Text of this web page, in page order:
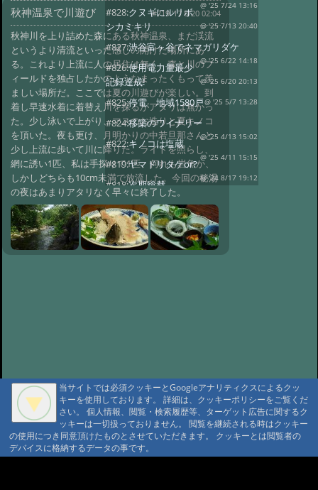
秋神温泉で川遊び #719 '17 8/20 02:04
秋神川を上り詰めた森にある秋神温泉、まだ渓流
というより清流といった感じの開けた場所にあ
る。これより上流に人の居住は無く、森と川のフ
ィールドを独占したかのようなまったくもって羨
ましい場所だ。ここでは夏の川遊びが楽しい。到
着し早速水着に着替え川を探るがアタリは無かっ
た。少し泳いで上がり、マスのお造りと夏キノコ
を頂いた。夜も更け、月明かりの中若旦那さんと
少し上流に歩いて川に降りた。ライトを照らし、
網に誘い1匹、私は手探りで1匹、何れも岩魚か、
しかしどちらも10cm未満で放流した。今回の秘湯
の夜はあまりアタリなく早々に終了した。
@ '25 7/24 13:16
#828:クヌギにルリボ
シカミキリ
@ '25 7/13 20:40
#827:渋谷富ヶ谷でネマガリダケ
@ '25 6/22 14:18
#826:使用電力量最少
記録達成!
@ '25 6/20 20:13
#825:停電 地域1580戸@ '25 5/7 13:28
#824:移築のワイナリー
@ '25 4/13 15:02
#822:キノコは塩蔵
@ '25 4/11 15:15
#819:ヤマドリタケor?
@ '24 8/17 19:12
#818:次期総裁
#816:自動散水
@ '24 7/21 20:19
#815:夏キノコ オオ
モミタケ?
@ '24 7/19 15:55
庭訪問
@ '23 12/27 11:56
#806:ラジオ体操の季節
@ '23 12/21 19:35
#805:切明リバーサイ
ドさん
@ '23 11/26 11:14
#804:切明温泉川湯紅葉
A A
A A A MountAin TRAD
セキュリティポリシー
当サイトでは必須クッキーとGoogleアナリティクスによるクッ
キーを使用しております。 詳細は、クッキーポリシーをご覧くだ
さい。 個人情報、閲覧・検索履歴等、ターゲット広告に関するク
ッキーは一切扱っておりません。 閲覧を継続される時はクッキー
の使用につき同意頂けたものとさせていただきます。 クッキーとは閲覧者の
デバイスに格納するデータの事です。